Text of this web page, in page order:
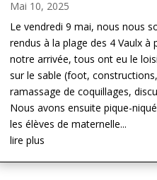
Mai 10, 2025
Le vendredi 9 mai, nous nous
rendus à la plage des 4 Vaulx à
notre arrivée, tous ont eu le
sur le sable (foot, constructions,
ramassage de coquillages,
Nous avons ensuite pique-
les élèves de maternelle...
lire plus